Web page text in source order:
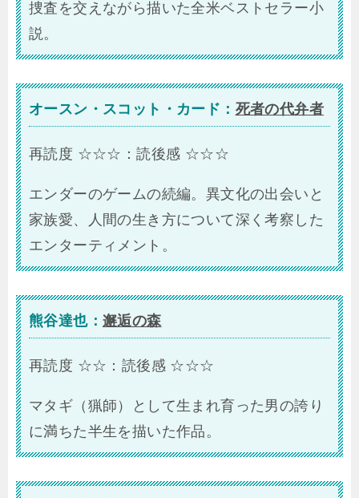
捜査を交えながら描いた全米ベストセラー小
説。
オースン・スコット・カード： 死者の代弁者
再読度 ☆☆☆：読後感 ☆☆☆
エンダーのゲームの続編。異文化の出会いと
家族愛、人間の生き方について深く考察した
エンターティメント。
熊谷達也： 邂逅の森
再読度 ☆☆：読後感 ☆☆☆
マタギ（猟師）として生まれ育った男の誇り
に満ちた半生を描いた作品。